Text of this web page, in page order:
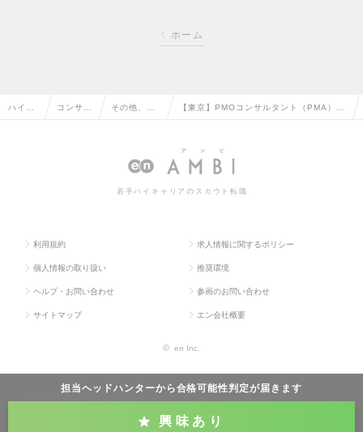
ホーム
担当ヘッドハンターから合格可能性判定が届きます
興味あり
ハイク コンサル その他、コ
ト系の転職
【東京】PMOコンサルタント（PMA）◆
一翼を担う役割の求人情報
若手ハイキャリアのスカウト転職
利用規約 求人情報に関するポリシー
個人情報の取り扱い 推奨環境
ヘルプ・お問い合わせ 参画のお問い合わせ
サイトマップ エン会社概要
© en Inc.